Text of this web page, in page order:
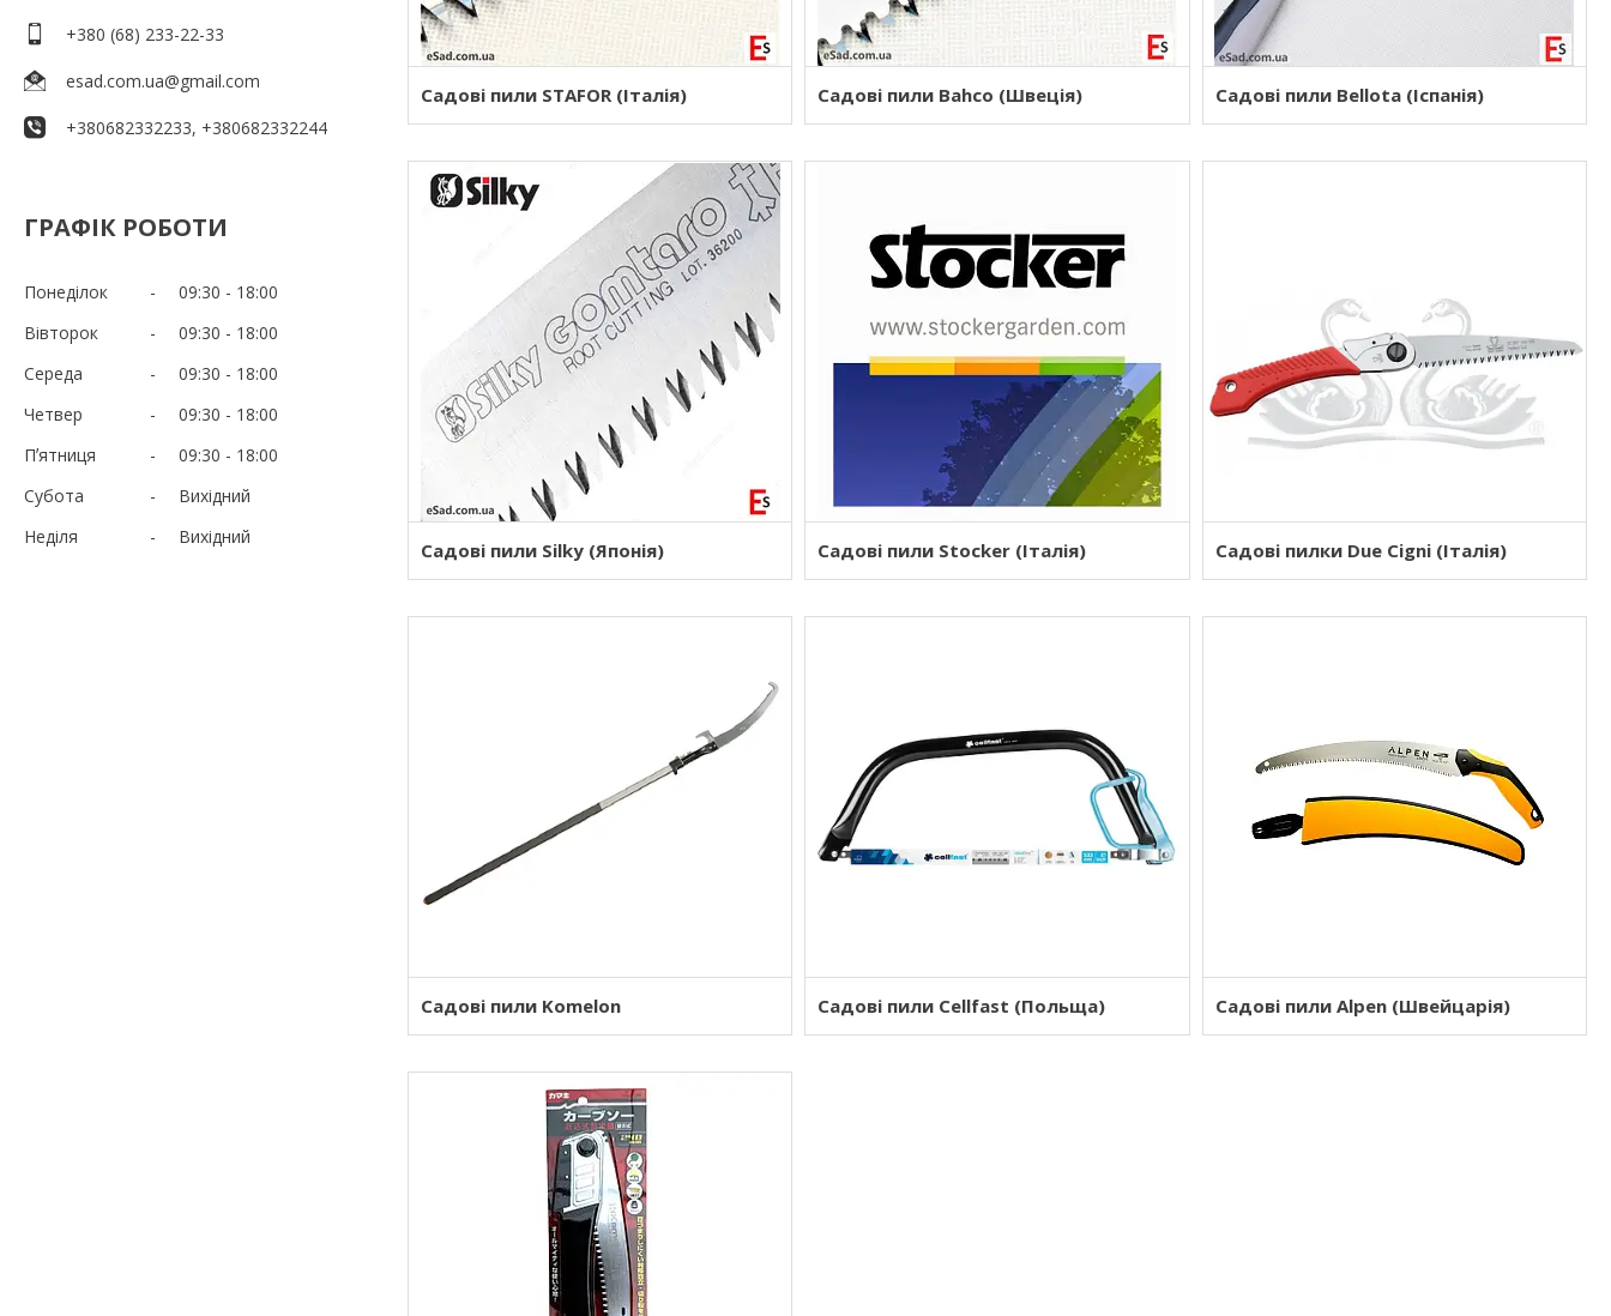
+380 (68) 233-22-33
esad.com.ua@gmail.com
+380682332233, +380682332244
ГРАФІК РОБОТИ
Понеділок 09:30
18:00
Вівторок
09:30
18:00
Середа
09:30
18:00
Четвер
09:30
18:00
Пʼятниця
09:30
18:00
Субота
Вихідний
Неділя
Вихідний
Садові пили STAFOR (Італія) Садові пили Bahco (Швеція) Садові пили Bellota (Іспанія)
Садові пили Silky (Японія) Садові пили Stocker (Італія) Садові пилки Due Cigni (Італія)
Садові пили Komelon Садові пили Cellfast (Польща) Садові пили Alpen (Швейцарія)